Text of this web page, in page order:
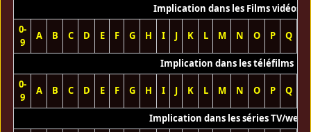
Implication dans les Films vidéos
0-
9
A B C D E F G H I J K L M N O P Q
Implication dans les téléfilms
0-
9
A B C D E F G H I J K L M N O P Q
Implication dans les séries TV/web